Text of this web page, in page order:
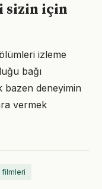
sizin için
izleme
bağı
deneyimin
vermek
filmleri